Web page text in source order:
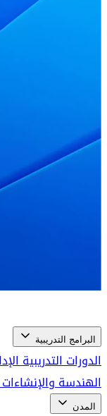
البرامج التدريبية
الدورات التدريبية
الهندسة
المدن